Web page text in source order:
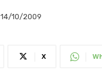
14/10/2009
X